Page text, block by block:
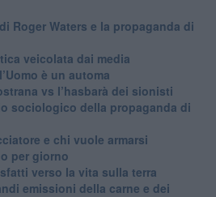
Roger Waters e la propaganda di
veicolata dai media
è un automa
vs l’hasbarà dei sionisti
sociologico della propaganda di
e chi vuole armarsi
per giorno
verso la vita sulla terra
emissioni della carne e dei